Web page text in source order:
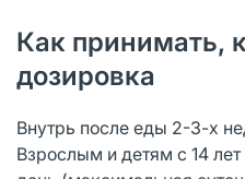
Как принимать,
дозировка
Внутрь после еды 2-3-х
Взрослым и детям с 14